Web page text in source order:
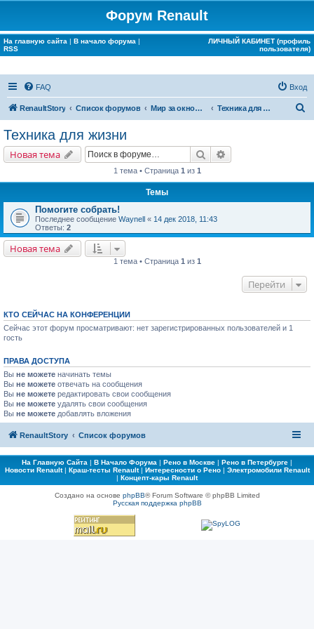
Форум Renault
На главную сайта | В начало форума |
RSS
ЛИЧНЫЙ КАБИНЕТ (профиль
пользователя)
FAQ Вход
RenaultStory Список форумов Мир за окном Renault Техника для жизни
Техника для жизни
Новая тема Поиск
1 тема • Страница 1 из 1
Темы
Помогите собрать!
Последнее сообщение Waynell « 14 дек 2018, 11:43
Ответы: 2
Новая тема
1 тема • Страница 1 из 1
Перейти
КТО СЕЙЧАС НА КОНФЕРЕНЦИИ
Сейчас этот форум просматривают: нет зарегистрированных пользователей и 1
гость
ПРАВА ДОСТУПА
Вы не можете начинать темы
Вы не можете отвечать на сообщения
Вы не можете редактировать свои сообщения
Вы не можете удалять свои сообщения
Вы не можете добавлять вложения
RenaultStory Список форумов
На Главную Сайта | В Начало Форума | Рено в Москве | Рено в Петербурге |
Новости Renault| Краш-тесты Renault| Интересности о Рено| Электромобили Renault
| Концепт-кары Renault
Создано на основе phpBB® Forum Software © phpBB Limited
Русская поддержка phpBB